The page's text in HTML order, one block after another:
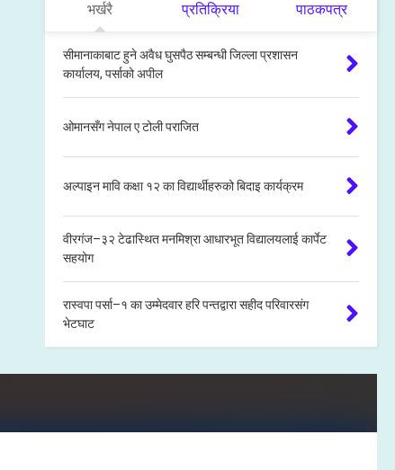
भर्खरै प्रतिक्रिया पाठकपत्र
सीमानाकाबाट हुने अवैध घुसपैठ सम्बन्धी जिल्ला प्रशासन
कार्यालय, पर्साको अपील
ओमानसँग नेपाल ए टोली पराजित
अल्पाइन मावि कक्षा १२ का विद्यार्थीहरुको बिदाइ कार्यक्रम
वीरगंज–३२ टेढास्थित मनमिश्रा आधारभूत विद्यालयलाई कार्पेट
सहयोग
रास्वपा पर्सा–१ का उम्मेदवार हरि पन्तद्वारा सहीद परिवारसंग
भेटघाट